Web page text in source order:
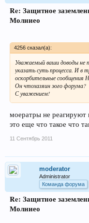
Re: Защитное
Молниео
4256 сказал(а):
Уважаемый ваши доводы не
указать суть процесса. И в
оскорбительные сообщения
Он чтохазяин эого форума?
С уважением!
моератры не реагируют
это еще что такое что
11 Сентябрь 2011
moderator
Administrator
Команда форума
Re: Защитное
Молниео